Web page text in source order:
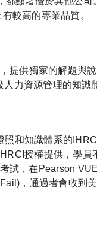
較高的專業品質。
提供獨家的解題與
力資源管理的知識
和知識體系的
授權提供，學員
試，在Pearson
，通過者會收到